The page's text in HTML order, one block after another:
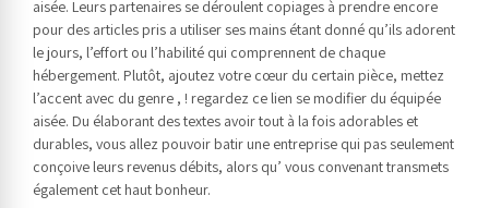
aisée. Leurs partenaires se déroulent copiages à prendre encore
pour des articles pris a utiliser ses mains étant donné qu’ils adorent
le jours, l’effort ou l’habilité qui comprennent de chaque
hébergement. Plutôt, ajoutez votre cœur du certain pièce, mettez
l’accent avec du genre , ! regardez ce lien se modifier du équipée
aisée. Du élaborant des textes avoir tout à la fois adorables et
durables, vous allez pouvoir batir une entreprise qui pas seulement
conçoive leurs revenus débits, alors qu’ vous convenant transmets
également cet haut bonheur.